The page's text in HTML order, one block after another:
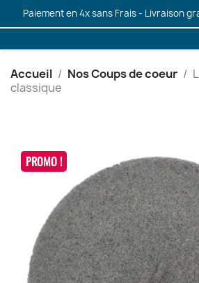
Paiement en 4x sans Frais - Livraison
Accueil Nos Coups de coeur
classique
PROMO !